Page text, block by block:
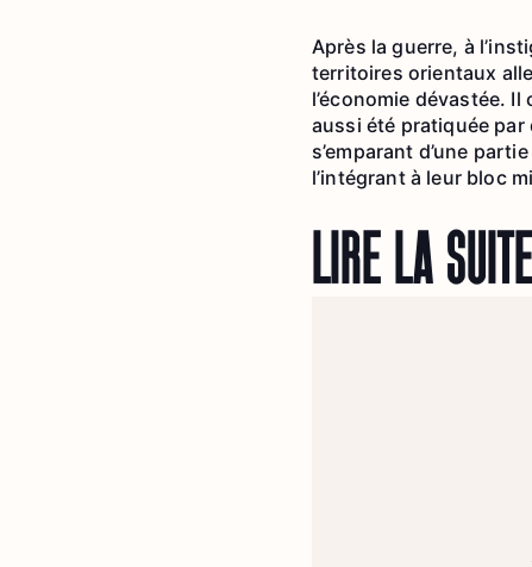
Après la guerre, à
territoires orientaux
l’économie dévastée.
aussi été pratiquée
s’emparant d’une
l’intégrant à leur bloc
LIRE LA SUITE